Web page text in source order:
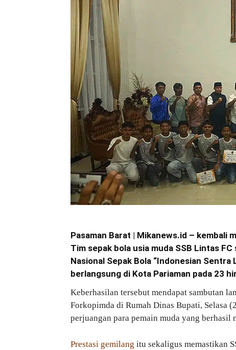
Pasaman Barat | Mikanews.id – kembali
Tim sepak bola usia muda SSB Lintas
Nasional Sepak Bola “Indonesian
berlangsung di Kota Pariaman pada 23
Keberhasilan tersebut mendapat sambutan
Forkopimda di Rumah Dinas Bupati, Selasa
perjuangan para pemain muda yang
Prestasi gemilang itu sekaligus memastikan